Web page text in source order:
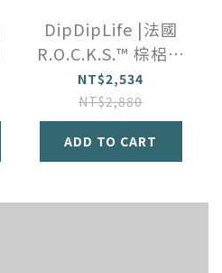
DipDipLife |法國
R.O.C.K.S.™️ 棕梠玻
璃威士忌雙酒杯禮
盒
NT$2,534
NT$2,880
ADD TO CART